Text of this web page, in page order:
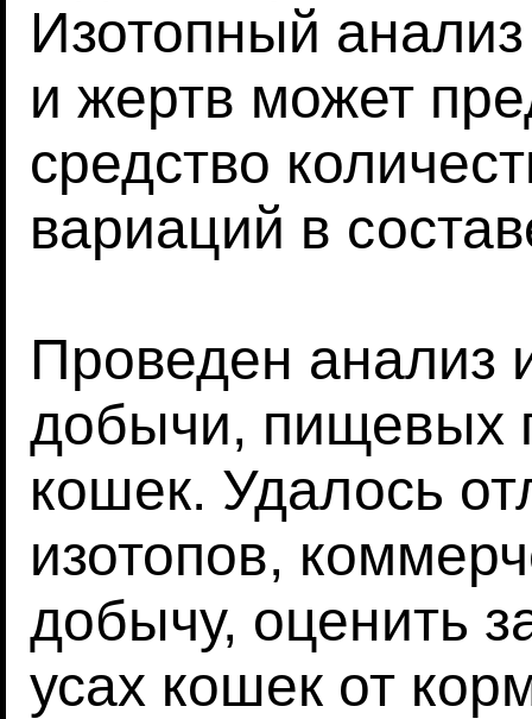
Изотопный
и жертв может
средство
вариаций в
Проведен анализ
добычи, пищевых
кошек. Удалось
изотопов,
добычу, оценить
усах кошек от